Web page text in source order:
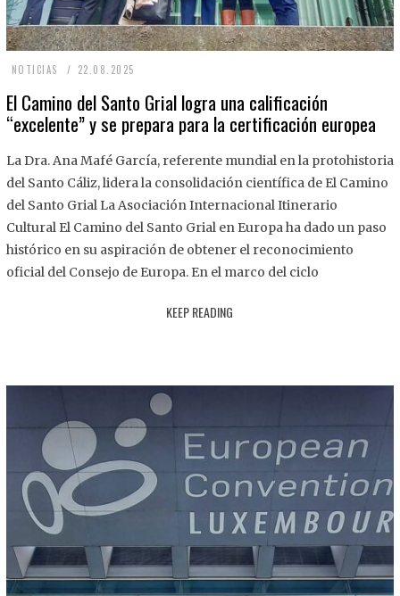
NOTICIAS 22.08.2025
.
8
2
2
El Camino del Santo Grial logra una calificación
“excelente” y se prepara para la certificación europea
La Dra. Ana Mafé García, referente mundial en la protohistoria
del Santo Cáliz, lidera la consolidación científica de El Camino
del Santo Grial La Asociación Internacional Itinerario
Cultural El Camino del Santo Grial en Europa ha dado un paso
histórico en su aspiración de obtener el reconocimiento
oficial del Consejo de Europa. En el marco del ciclo
KEEP READING